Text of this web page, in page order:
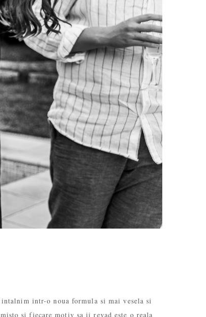
intr-o noua formula si mai vesela si
si fiecare motiv sa ii revad este o reala